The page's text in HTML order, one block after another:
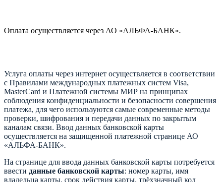
Оплата осуществляется через АО «АЛЬФА-БАНК».
Услуга оплаты через интернет осуществляется в соответствии
с Правилами международных платежных систем Visa,
MasterCard и Платежной системы МИР на принципах
соблюдения конфиденциальности и безопасности совершения
платежа, для чего используются самые современные методы
проверки, шифрования и передачи данных по закрытым
каналам связи. Ввод данных банковской карты
осуществляется на защищенной платежной странице АО
«АЛЬФА-БАНК».
На странице для ввода данных банковской карты потребуется
ввести данные банковской карты: номер карты, имя
владельца карты, срок действия карты, трёхзначный код